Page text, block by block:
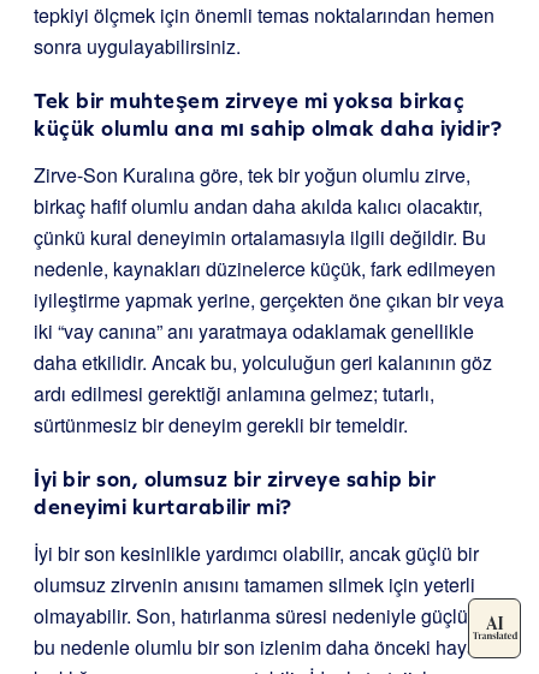
tepkiyi ölçmek için önemli temas noktalarından hemen
sonra uygulayabilirsiniz.
Tek bir muhteşem zirveye mi yoksa birkaç
küçük olumlu ana mı sahip olmak daha iyidir?
Zirve-Son Kuralına göre, tek bir yoğun olumlu zirve,
birkaç hafif olumlu andan daha akılda kalıcı olacaktır,
çünkü kural deneyimin ortalamasıyla ilgili değildir. Bu
nedenle, kaynakları düzinelerce küçük, fark edilmeyen
iyileştirme yapmak yerine, gerçekten öne çıkan bir veya
iki “vay canına” anı yaratmaya odaklamak genellikle
daha etkilidir. Ancak bu, yolculuğun geri kalanının göz
ardı edilmesi gerektiği anlamına gelmez; tutarlı,
sürtünmesiz bir deneyim gerekli bir temeldir.
İyi bir son, olumsuz bir zirveye sahip bir
deneyimi kurtarabilir mi?
İyi bir son kesinlikle yardımcı olabilir, ancak güçlü bir
olumsuz zirvenin anısını tamamen silmek için yeterli
olmayabilir. Son, hatırlanma süresi nedeniyle güçlüdür,
bu nedenle olumlu bir son izlenim daha önceki hayal